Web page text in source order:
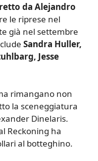
da Alejandro
le riprese nel
già nel settembre
Sandra Huller,
Jesse
rimangano non
la sceneggiatura
Dinelaris.
Reckoning ha
al botteghino.